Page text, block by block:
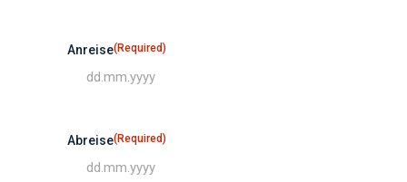
Anreise(Required)
Abreise(Required)